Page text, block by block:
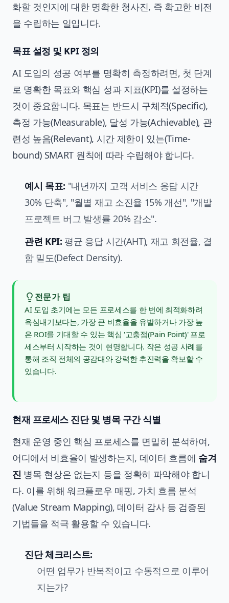
화할 것인지에 대한 명확한 청사진, 즉 확고한 비전
을 수립하는 일입니다.
목표 설정 및 KPI 정의
AI 도입의 성공 여부를 명확히 측정하려면, 첫 단계
로 명확한 목표와 핵심 성과 지표(KPI)를 설정하는
것이 중요합니다. 목표는 반드시 구체적(Specific),
측정 가능(Measurable), 달성 가능(Achievable), 관
련성 높음(Relevant), 시간 제한이 있는(Time-
bound) SMART 원칙에 따라 수립해야 합니다.
예시 목표: "내년까지 고객 서비스 응답 시간
30% 단축", "월별 재고 소진율 15% 개선", "개발
프로젝트 버그 발생률 20% 감소".
관련 KPI: 평균 응답 시간(AHT), 재고 회전율, 결
함 밀도(Defect Density).
전문가 팁
AI 도입 초기에는 모든 프로세스를 한 번에 최적화하려
욕심내기보다는, 가장 큰 비효율을 유발하거나 가장 높
은 ROI를 기대할 수 있는 핵심 '고충점(Pain Point)' 프로
세스부터 시작하는 것이 현명합니다. 작은 성공 사례를
통해 조직 전체의 공감대와 강력한 추진력을 확보할 수
있습니다.
현재 프로세스 진단 및 병목 구간 식별
현재 운영 중인 핵심 프로세스를 면밀히 분석하여,
어디에서 비효율이 발생하는지, 데이터 흐름에 숨겨
진 병목 현상은 없는지 등을 정확히 파악해야 합니
다. 이를 위해 워크플로우 매핑, 가치 흐름 분석
(Value Stream Mapping), 데이터 감사 등 검증된
기법들을 적극 활용할 수 있습니다.
진단 체크리스트:
어떤 업무가 반복적이고 수동적으로 이루어
지는가?